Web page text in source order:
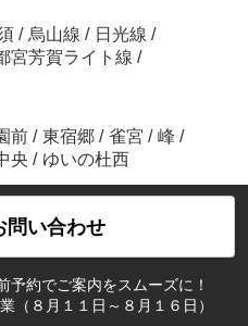
/ 烏山線 / 日光線 /
宮芳賀ライト線 /
前 / 東宿郷 / 雀宮 / 峰 /
央 / ゆいの杜西
問い合わせ
約でご案内をスムーズに！
８月１１日～８月１６日）